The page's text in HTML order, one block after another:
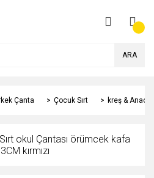
ARA
Çanta Çocuk Sırt kreş &
okul Çantası örümcek kafa
kırmızı